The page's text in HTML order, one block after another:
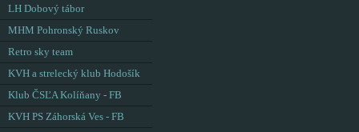
LH Dobový tábor
MHM Pohronský Ruskov
Retro sky team
KVH a strelecký klub Hodošík
Klub ČSĽA Kolíňany - FB
KVH PS Záhorská Ves - FB